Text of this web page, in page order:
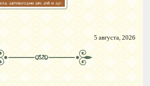
5 августа, 2026